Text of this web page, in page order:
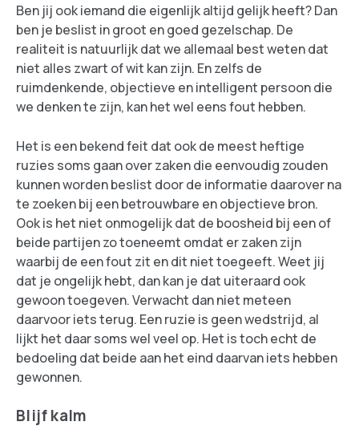
Ben jij ook iemand die eigenlijk altijd gelijk heeft? Dan
ben je beslist in groot en goed gezelschap. De
realiteit is natuurlijk dat we allemaal best weten dat
niet alles zwart of wit kan zijn. En zelfs de
ruimdenkende, objectieve en intelligent persoon die
we denken te zijn, kan het wel eens fout hebben.
Het is een bekend feit dat ook de meest heftige
ruzies soms gaan over zaken die eenvoudig zouden
kunnen worden beslist door de informatie daarover na
te zoeken bij een betrouwbare en objectieve bron.
Ook is het niet onmogelijk dat de boosheid bij een of
beide partijen zo toeneemt omdat er zaken zijn
waarbij de een fout zit en dit niet toegeeft. Weet jij
dat je ongelijk hebt, dan kan je dat uiteraard ook
gewoon toegeven. Verwacht dan niet meteen
daarvoor iets terug. Een ruzie is geen wedstrijd, al
lijkt het daar soms wel veel op. Het is toch echt de
bedoeling dat beide aan het eind daarvan iets hebben
gewonnen.
Blijf kalm